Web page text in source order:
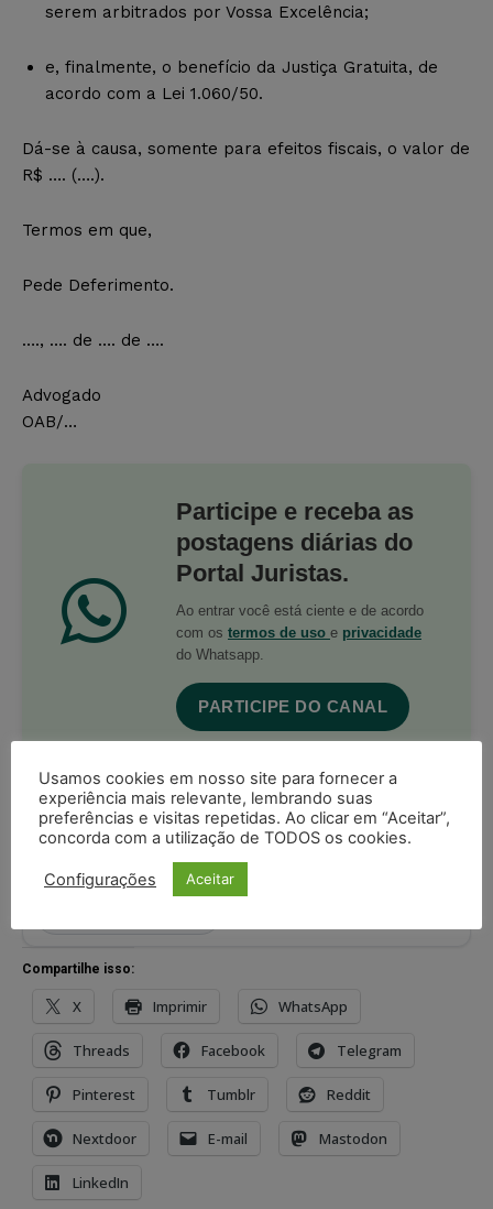
serem arbitrados por Vossa Excelência;
e, finalmente, o benefício da Justiça Gratuita, de
acordo com a Lei 1.060/50.
Dá-se à causa, somente para efeitos fiscais, o valor de
R$ …. (….).
Termos em que,
Pede Deferimento.
…., …. de …. de ….
Advogado
OAB/…
Participe e receba as
postagens diárias do
Portal Juristas.
Ao entrar você está ciente e de acordo
com os termos de uso e privacidade
do Whatsapp.
PARTICIPE DO CANAL
receba as principais notícias jurídicas do Brasil
Compartilhe isso:
X Imprimir WhatsApp
Threads Facebook Telegram
Pinterest Tumblr Reddit
Nextdoor E-mail Mastodon
LinkedIn
Usamos cookies em nosso site para fornecer a
experiência mais relevante, lembrando suas
preferências e visitas repetidas. Ao clicar em “Aceitar”,
concorda com a utilização de TODOS os cookies.
Configurações Aceitar